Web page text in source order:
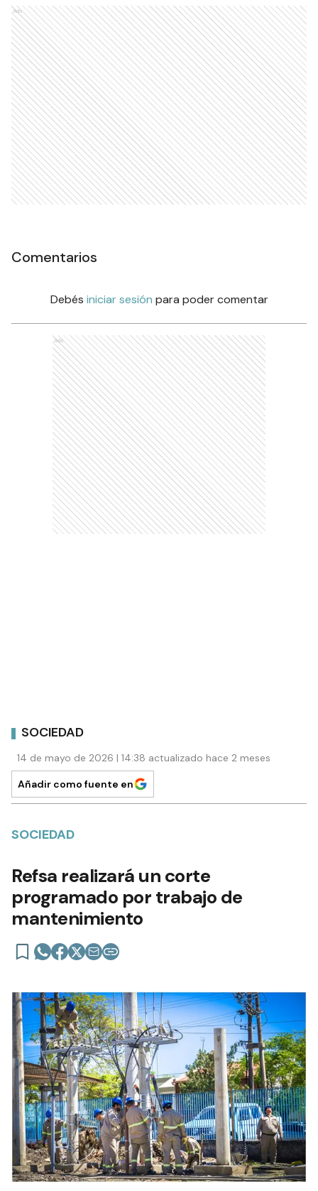
Ads
Comentarios
Debés iniciar sesión para poder comentar
Ads
SOCIEDAD
14 de mayo de 2026 | 14:38 actualizado hace 2 meses
Añadir como fuente en
SOCIEDAD
Refsa realizará un corte
programado por trabajo de
mantenimiento